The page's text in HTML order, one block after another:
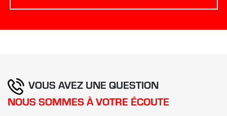
VOUS AVEZ UNE QUESTION
NOUS SOMMES À VOTRE ÉCOUTE